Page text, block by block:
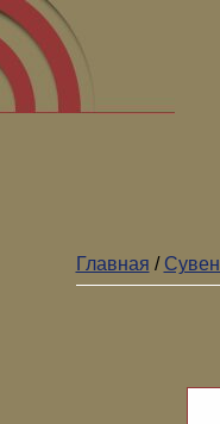
Главная /